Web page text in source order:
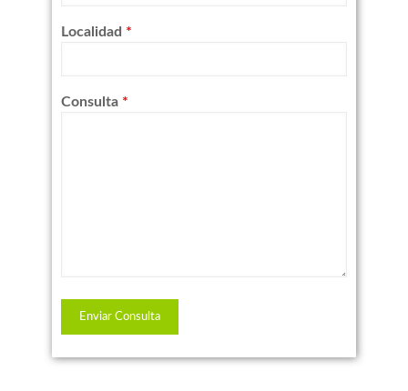
Localidad *
Consulta *